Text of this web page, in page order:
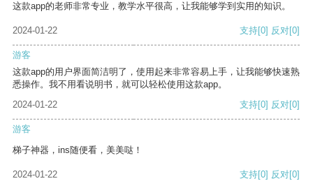
这款app的老师非常专业，教学水平很高，让我能够学到实用的知识。
2024-01-22 支持[0] 反对[0]
游客
这款app的用户界面简洁明了，使用起来非常容易上手，让我能够快速熟
悉操作。我不用看说明书，就可以轻松使用这款app。
2024-01-22
支持[0] 反对[0]
游客
梯子神器，ins随便看，美美哒！
2024-01-22 支持[0] 反对[0]